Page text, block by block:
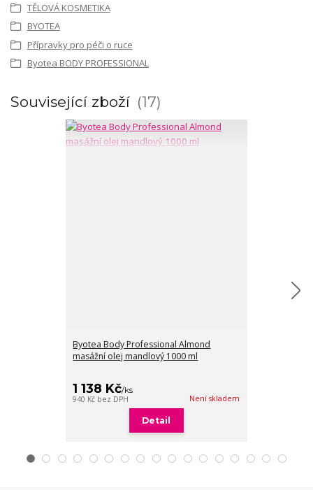
TĚLOVÁ KOSMETIKA
BYOTEA
Přípravky pro péči o ruce
Byotea BODY PROFESSIONAL
Související zboží 17
Byotea Body Professional Almond
masážní olej mandlový 1000 ml
1 138 Kč/ks
940 Kč bez DPH Není skladem
Detail